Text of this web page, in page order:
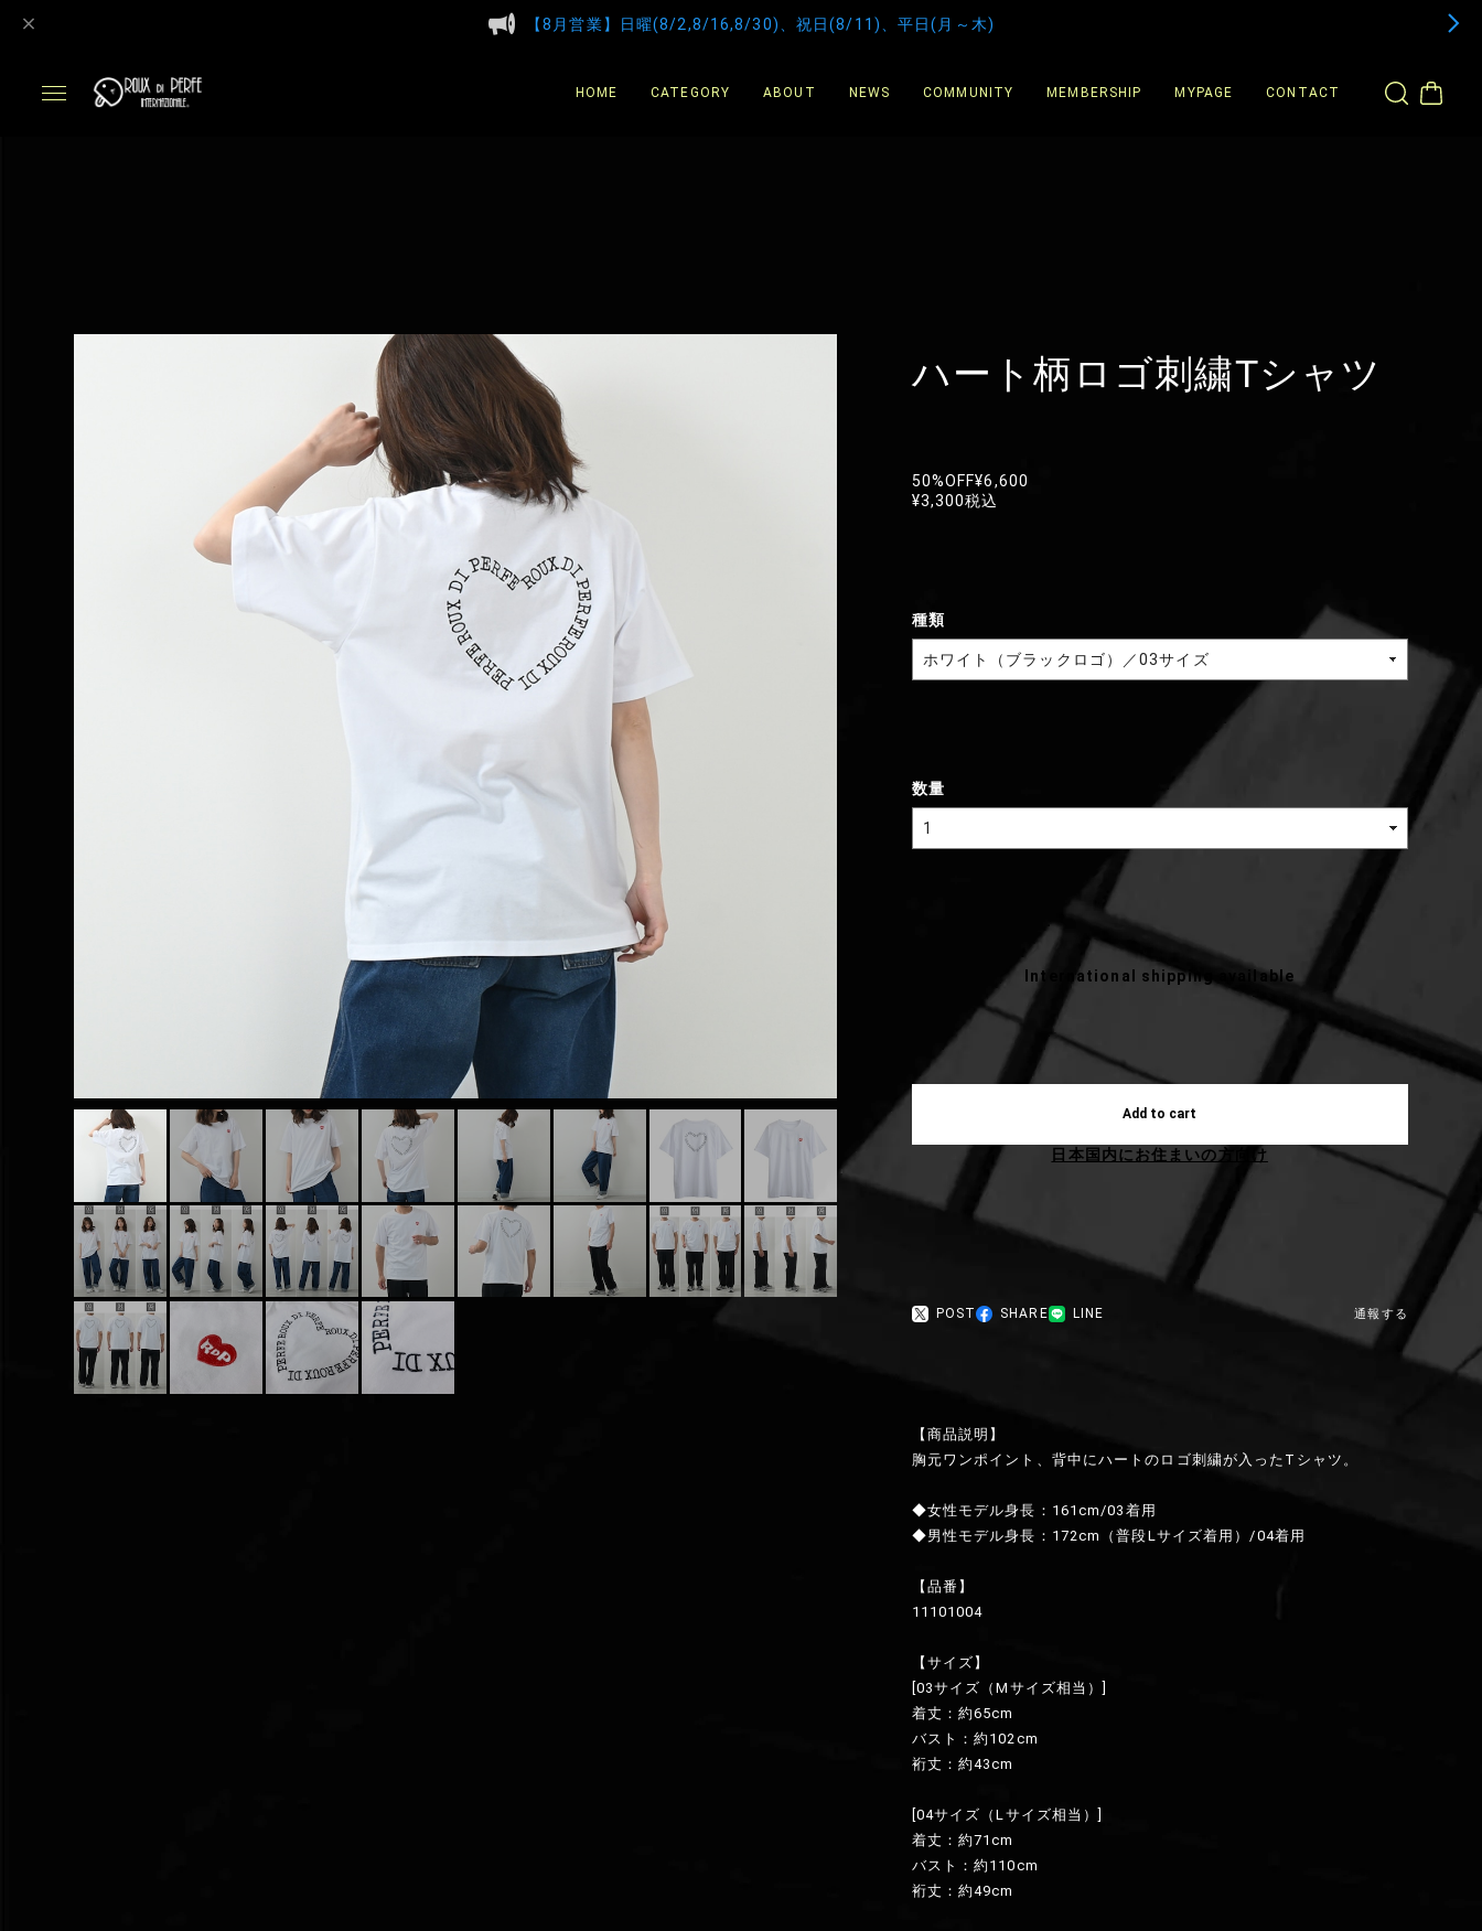
【8月営業】日曜(8/2,8/16,8/30)、祝日(8/11)、平日(月～木)
HOME CATEGORY ABOUT NEWS COMMUNITY MEMBERSHIP MYPAGE CONTACT
ハート柄ロゴ刺繍Tシャツ
50%OFF¥6,600
¥3,300税込
種類
数量
International shipping available
Add to cart
日本国内にお住まいの方向け
POST SHARE LINE 通報する
【商品説明】
胸元ワンポイント、背中にハートのロゴ刺繍が入ったTシャツ。
◆女性モデル身長：161cm/03着用
◆男性モデル身長：172cm（普段Lサイズ着用）/04着用
【品番】
11101004
【サイズ】
[03サイズ（Mサイズ相当）]
着丈：約65cm
バスト：約102cm
裄丈：約43cm
[04サイズ（Lサイズ相当）]
着丈：約71cm
バスト：約110cm
裄丈：約49cm